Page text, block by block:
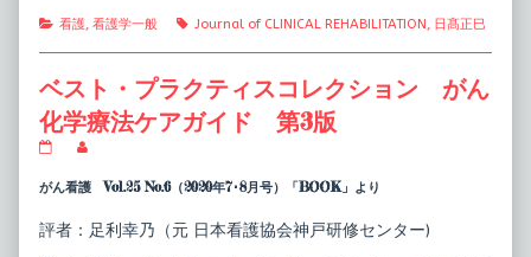
Categories
看護, 看護学一般 Tags
Journal of CLINICAL REHABILITATION , 日髙正巳
ベスト・プラクティスコレクション がん
化学療法ケアガイド 第3版
ト・
ク
posts
author
がん看護 Vol.25 No.6（2020年7･8月号）「BOOK」より
評者：足利幸乃（元 日本看護協会神戸研修センター)